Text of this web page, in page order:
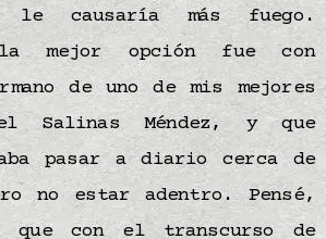
causaría más fuego.
la mejor opción fue con
de uno de mis mejores
Salinas Méndez, y que
pasar a diario cerca de
no estar adentro. Pensé,
que con el transcurso de